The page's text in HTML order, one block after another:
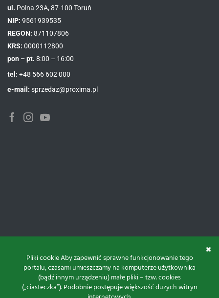
ul. Polna 23A, 87-100 Toruń
NIP: 9561939535
REGON: 871107806
KRS: 0000112800
pon – pt. 8:00 – 16:00
tel: +48 566 602 000
e-mail: sprzedaz@proxima.pl
FacebookInstagramYoutube
Pliki cookie Aby zapewnić sprawne funkcjonowanie tego
portalu, czasami umieszczamy na komputerze użytkownika
(bądź innym urządzeniu) małe pliki – tzw. cookies
(„ciasteczka”). Podobnie postępuje większość dużych witryn